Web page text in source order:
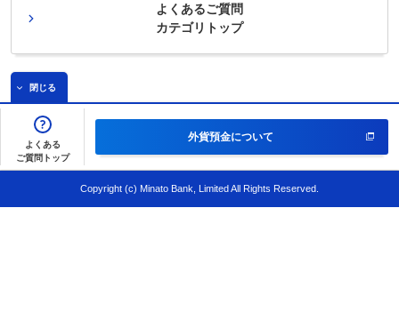
よくあるご質問
カテゴリトップ
閉じる
よくある
ご質問トップ
外貨預金について
Copyright (c) Minato Bank, Limited All Rights Reserved.